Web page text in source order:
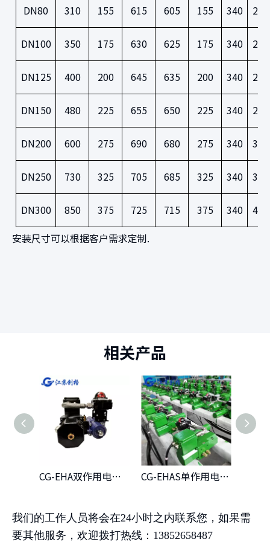
DN80 310 155 615 605 155 340 200
DN100 350 175 630 625 175 340 220
DN125 400 200 645 635 200 340 250
DN150 480 225 655 650 225 340 285
DN200 600 275 690 680 275 340 340
DN250 730 325 705 685 325 340 395
DN300 850 375 725 715 375 340
445
安装尺寸可以根据客户需求定制.
相关产品
CG-EHA双作用电液式执行器 CG-EHAS单作用电液式执行器
我们的工作人员将会在24小时之内联系您，如果需
要其他服务，欢迎拨打热线：13852658487